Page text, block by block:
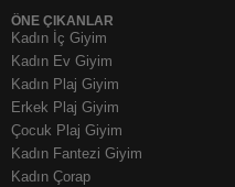
ÖNE ÇIKANLAR
Kadın İç Giyim
Kadın Ev Giyim
Kadın Plaj Giyim
Erkek Plaj Giyim
Çocuk Plaj Giyim
Kadın Fantezi Giyim
Kadın Çorap